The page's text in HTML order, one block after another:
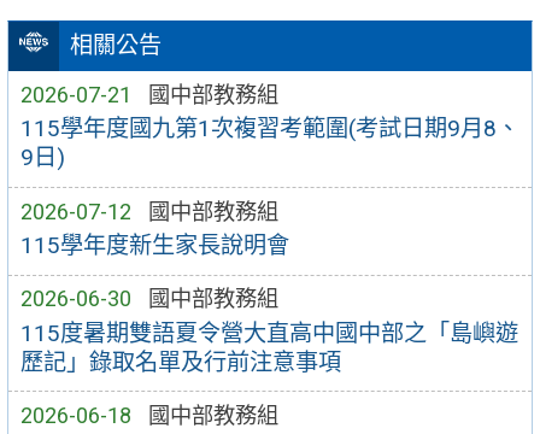
相關公告
2026-07-21 國中部教務組
115學年度國九第1次複習考範圍(考試日期9月8、
9日)
2026-07-12 國中部教務組
115學年度新生家長說明會
2026-06-30 國中部教務組
115度暑期雙語夏令營大直高中國中部之「島嶼遊
歷記」錄取名單及行前注意事項
2026-06-18 國中部教務組